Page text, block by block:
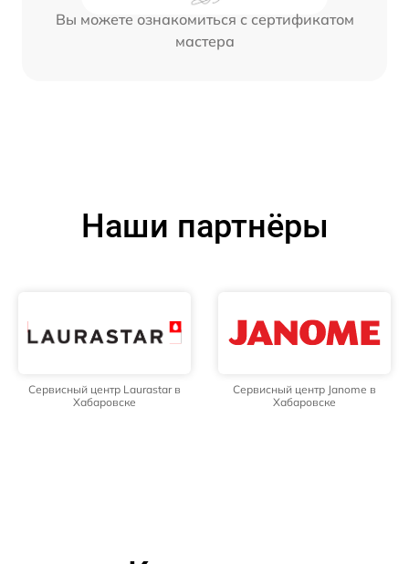
Вы можете ознакомиться с сертификатом
мастера
Наши партнёры
Сервисный центр Laurastar в
Хабаровске
Сервисный центр Janome в
Хабаровске